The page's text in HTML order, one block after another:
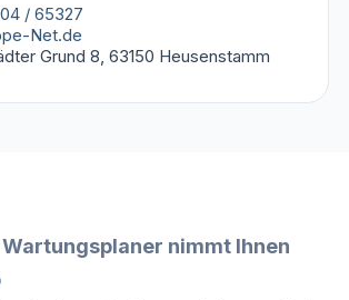
/ 65327
Net.de
Grund 8, 63150 Heusenstamm
nimmt Ihnen